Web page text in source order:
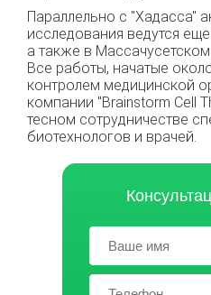
Параллельно с "Хадасса"
исследования ведутся
а также в
Все работы, начатые
контролем медицинской
компании "Brainstorm Cell
тесном сотрудничестве
биотехнологов и врачей.